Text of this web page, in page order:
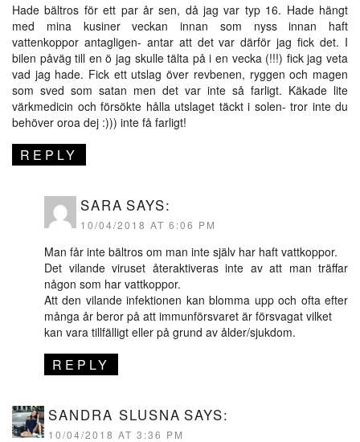
Hade bältros för ett par år sen, då jag var typ 16. Hade hängt
med mina kusiner veckan innan som nyss innan haft
vattenkoppor antagligen- antar att det var därför jag fick det. I
bilen påväg till en ö jag skulle tälta på i en vecka (!!!) fick jag veta
vad jag hade. Fick ett utslag över revbenen, ryggen och magen
som sved som satan men det var inte så farligt. Käkade lite
värkmedicin och försökte hålla utslaget täckt i solen- tror inte du
behöver oroa dej :))) inte få farligt!
REPLY
SARA SAYS:
10/04/2018 AT 6:06 PM
Man får inte bältros om man inte själv har haft vattkoppor.
Det vilande viruset återaktiveras inte av att man träffar
någon som har vattkoppor.
Att den vilande infektionen kan blomma upp och ofta efter
många år beror på att immunförsvaret är försvagat vilket
kan vara tillfälligt eller på grund av ålder/sjukdom.
REPLY
SANDRA SLUSNA SAYS:
10/04/2018 AT 3:36 PM